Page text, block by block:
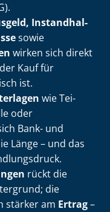
In­stand­hal­
sowie
wirken sich direkt
Kauf für
ist.
wie Tei­
oder
Bank- und
Länge – und das
rückt die
die
stärker am Ertrag–